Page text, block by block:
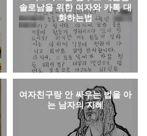
솔로남을 위한 여자와 카톡 대
화하는법
여자친구랑 안 싸우는 법을 아
는 남자의 지혜